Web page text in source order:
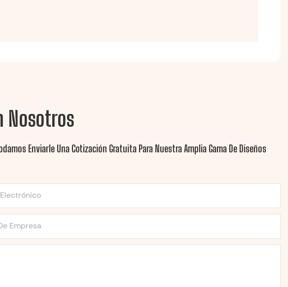
Nosotros
Enviarle Una Cotización Gratuita Para Nuestra Amplia Gama De Diseños
Empresa